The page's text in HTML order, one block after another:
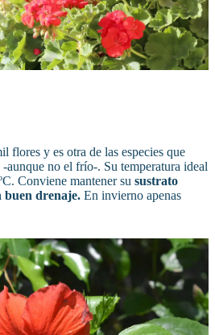
flores y es otra de las especies que
aunque no el frío-. Su temperatura ideal
Conviene mantener su sustrato
buen drenaje. En invierno apenas